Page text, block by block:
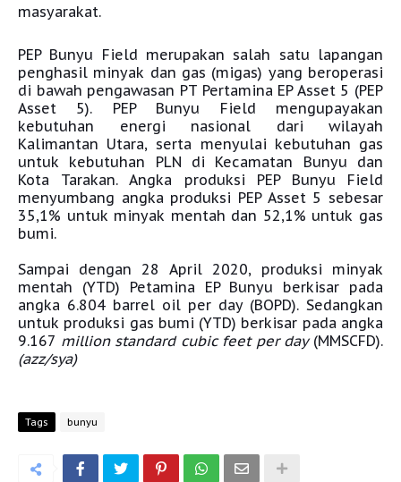
masyarakat.
PEP Bunyu Field merupakan salah satu lapangan
penghasil minyak dan gas (migas) yang beroperasi
di bawah pengawasan PT Pertamina EP Asset 5 (PEP
Asset 5). PEP Bunyu Field mengupayakan
kebutuhan energi nasional dari wilayah
Kalimantan Utara, serta menyulai kebutuhan gas
untuk kebutuhan PLN di Kecamatan Bunyu dan
Kota Tarakan. Angka produksi PEP Bunyu Field
menyumbang angka produksi PEP Asset 5 sebesar
35,1% untuk minyak mentah dan 52,1% untuk gas
bumi.
Sampai dengan 28 April 2020, produksi minyak
mentah (YTD) Petamina EP Bunyu berkisar pada
angka 6.804 barrel oil per day (BOPD). Sedangkan
untuk produksi gas bumi (YTD) berkisar pada angka
9.167 million standard cubic feet per day(MMSCFD).
(azz/sya)
Tags bunyu